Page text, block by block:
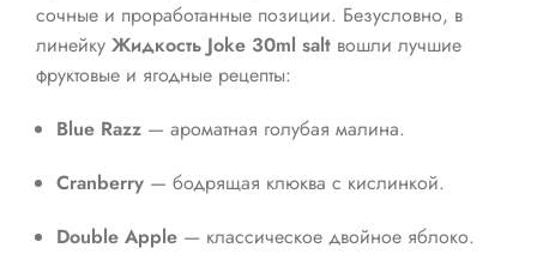
сочные и проработанные позиции. Безусловно, в
линейку Жидкость Joke 30ml salt вошли лучшие
фруктовые и ягодные рецепты:
Blue Razz — ароматная голубая малина.
Cranberry — бодрящая клюква с кислинкой.
Double Apple — классическое двойное яблоко.